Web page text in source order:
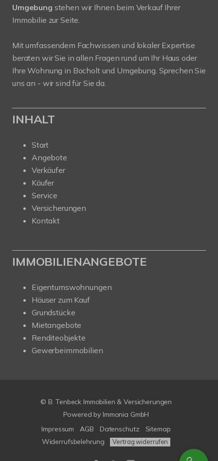
Umgebung stehen wir Ihnen beim Verkauf Ihrer
Immobilie zur Seite.
Mit umfassendem Fachwissen und lokaler Expertise
beraten wir Sie in allen Fragen rund um Ihr Haus oder
Ihre Wohnung in Bocholt und Umgebung. Sprechen Sie
uns an - wir sind für Sie da.
INHALT
Start
Angebote
Verkäufer
Käufer
Service
Versicherungen
Kontakt
IMMOBILIENANGEBOTE
Eigentumswohnungen
Häuser zum Kauf
Grundstücke
Mietangebote
Renditeobjekte
Gewerbeimmobilien
© B. Tenbeck Immobilien & Versicherungen
Powered by Immonia GmbH
Impressum
AGB Datenschutz
Sitemap
Widerrufsbelehrung
Vertrag widerrufen